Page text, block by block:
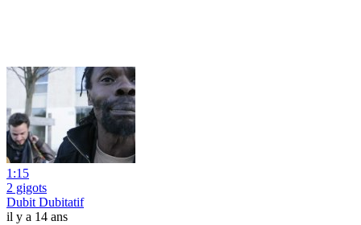
1:15
2 gigots
Dubit Dubitatif
il y a 14 ans